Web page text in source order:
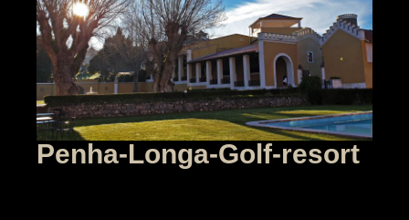
Penha-Longa-Golf-resort